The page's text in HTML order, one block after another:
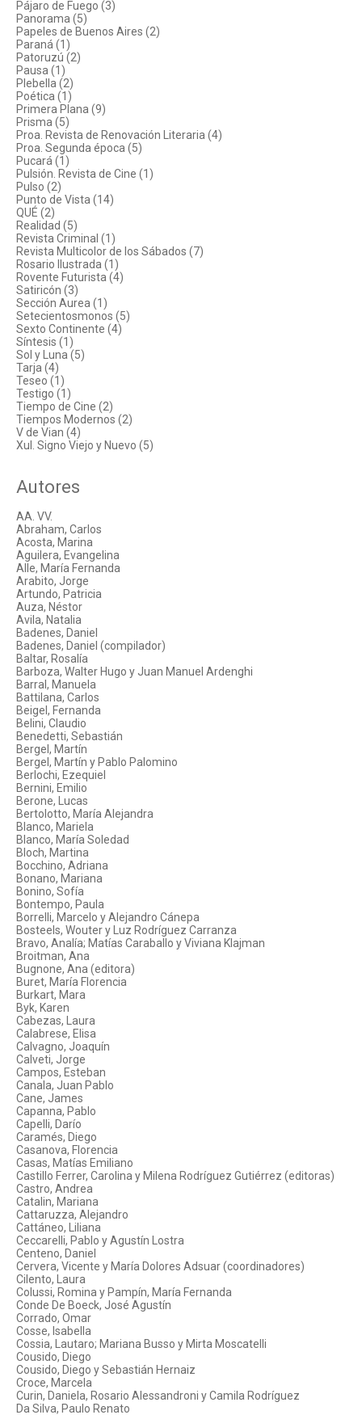
Pájaro de Fuego (3)
Panorama (5)
Papeles de Buenos Aires (2)
Paraná (1)
Patoruzú (2)
Pausa (1)
Plebella (2)
Poética (1)
Primera Plana (9)
Prisma (5)
Proa. Revista de Renovación Literaria (4)
Proa. Segunda época (5)
Pucará (1)
Pulsión. Revista de Cine (1)
Pulso (2)
Punto de Vista (14)
QUÉ (2)
Realidad (5)
Revista Criminal (1)
Revista Multicolor de los Sábados (7)
Rosario Ilustrada (1)
Rovente Futurista (4)
Satiricón (3)
Sección Aurea (1)
Setecientosmonos (5)
Sexto Continente (4)
Síntesis (1)
Sol y Luna (5)
Tarja (4)
Teseo (1)
Testigo (1)
Tiempo de Cine (2)
Tiempos Modernos (2)
V de Vian (4)
Xul. Signo Viejo y Nuevo (5)
Autores
AA. VV.
Abraham, Carlos
Acosta, Marina
Aguilera, Evangelina
Alle, María Fernanda
Arabito, Jorge
Artundo, Patricia
Auza, Néstor
Avila, Natalia
Badenes, Daniel
Badenes, Daniel (compilador)
Baltar, Rosalía
Barboza, Walter Hugo y Juan Manuel Ardenghi
Barral, Manuela
Battilana, Carlos
Beigel, Fernanda
Belini, Claudio
Benedetti, Sebastián
Bergel, Martín
Bergel, Martín y Pablo Palomino
Berlochi, Ezequiel
Bernini, Emilio
Berone, Lucas
Bertolotto, María Alejandra
Blanco, Mariela
Blanco, María Soledad
Bloch, Martina
Bocchino, Adriana
Bonano, Mariana
Bonino, Sofía
Bontempo, Paula
Borrelli, Marcelo y Alejandro Cánepa
Bosteels, Wouter y Luz Rodríguez Carranza
Bravo, Analía; Matías Caraballo y Viviana Klajman
Broitman, Ana
Bugnone, Ana (editora)
Buret, María Florencia
Burkart, Mara
Byk, Karen
Cabezas, Laura
Calabrese, Elisa
Calvagno, Joaquín
Calveti, Jorge
Campos, Esteban
Canala, Juan Pablo
Cane, James
Capanna, Pablo
Capelli, Darío
Caramés, Diego
Casanova, Florencia
Casas, Matías Emiliano
Castillo Ferrer, Carolina y Milena Rodríguez Gutiérrez (editoras)
Castro, Andrea
Catalin, Mariana
Cattaruzza, Alejandro
Cattáneo, Liliana
Ceccarelli, Pablo y Agustín Lostra
Centeno, Daniel
Cervera, Vicente y María Dolores Adsuar (coordinadores)
Cilento, Laura
Colussi, Romina y Pampín, María Fernanda
Conde De Boeck, José Agustín
Corrado, Omar
Cosse, Isabella
Cossia, Lautaro; Mariana Busso y Mirta Moscatelli
Cousido, Diego
Cousido, Diego y Sebastián Hernaiz
Croce, Marcela
Curin, Daniela, Rosario Alessandroni y Camila Rodríguez
Da Silva, Paulo Renato